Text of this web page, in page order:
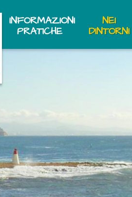
INFORMAZIONI
PRATICHE
NEI
DINTORNI